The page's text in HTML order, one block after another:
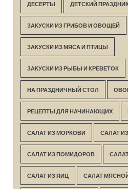
ДЕСЕРТЫ ДЕТСКИЙ
ЗАКУСКИ ИЗ ГРИБОВ И ОВОЩЕЙ
ЗАКУСКИ ИЗ МЯСА И ПТИЦЫ
ЗАКУСКИ ИЗ РЫБЫ И КРЕВЕТОК
НА ПРАЗДНИЧНЫЙ СТОЛ
РЕЦЕПТЫ ДЛЯ НАЧИНАЮЩИХ
САЛАТ ИЗ МОРКОВИ САЛАТ
САЛАТ ИЗ ПОМИДОРОВ
САЛАТ ИЗ ЯИЦ САЛАТ